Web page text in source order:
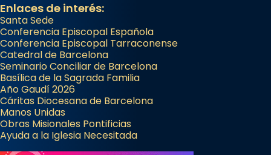
Enlaces de interés:
Santa Sede
Conferencia Episcopal Española
Conferencia Episcopal Tarraconense
Catedral de Barcelona
Seminario Conciliar de Barcelona
Basílica de la Sagrada Familia
Año Gaudí 2026
Cáritas Diocesana de Barcelona
Manos Unidas
Obras Misionales Pontificias
Ayuda a la Iglesia Necesitada